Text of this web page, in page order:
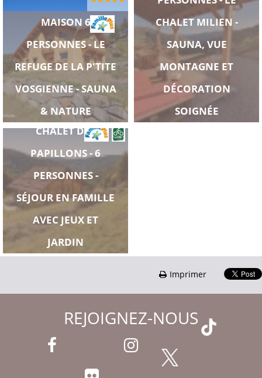
MAISON 6
PERSONNES - LE
REFUGE DE LA P'TITE
VOSGIENNE - SAUNA
& NATURE
CHALET MILIEN -
SAUNA, VUE
MONTAGNE ET
DÉCORATION
SOIGNÉE
CHALET DES
PAPILLONS - 6
PERSONNES -
SÉJOUR EN FAMILLE
AVEC JEUX ET
JARDIN
Imprimer
REJOIGNEZ-NOUS